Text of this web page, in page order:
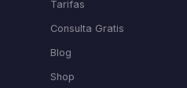
Tarifas
Consulta Gratis
Blog
Shop